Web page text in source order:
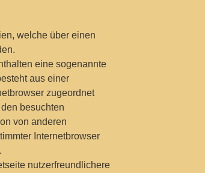
welche über einen
eine sogenannte
aus einer
zugeordnet
besuchten
von anderen
Internetbrowser
nutzerfreundlichere